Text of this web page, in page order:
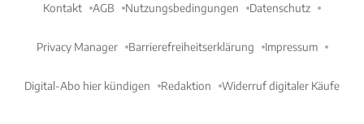
Kontakt AGB Nutzungsbedingungen Datenschutz
Privacy Manager Barrierefreiheitserklärung Impressum
Digital-Abo hier kündigen Redaktion Widerruf digitaler Käufe